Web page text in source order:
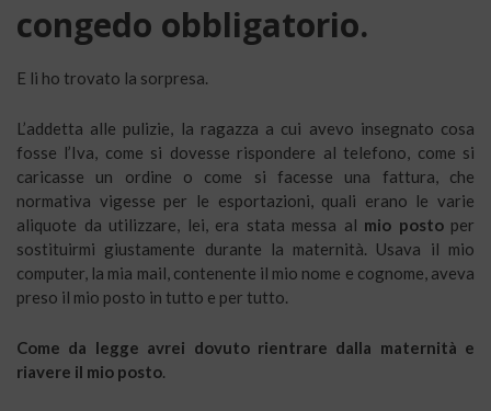
congedo obbligatorio.
E li ho trovato la sorpresa.
L’addetta alle pulizie, la ragazza a cui avevo insegnato cosa
fosse l’Iva, come si dovesse rispondere al telefono, come si
caricasse un ordine o come si facesse una fattura, che
normativa vigesse per le esportazioni, quali erano le varie
aliquote da utilizzare, lei, era stata messa al mio postoper
sostituirmi giustamente durante la maternità. Usava il mio
computer, la mia mail, contenente il mio nome e cognome, aveva
preso il mio posto in tutto e per tutto.
Come da legge avrei dovuto rientrare dalla maternità e
riavere il mio posto.